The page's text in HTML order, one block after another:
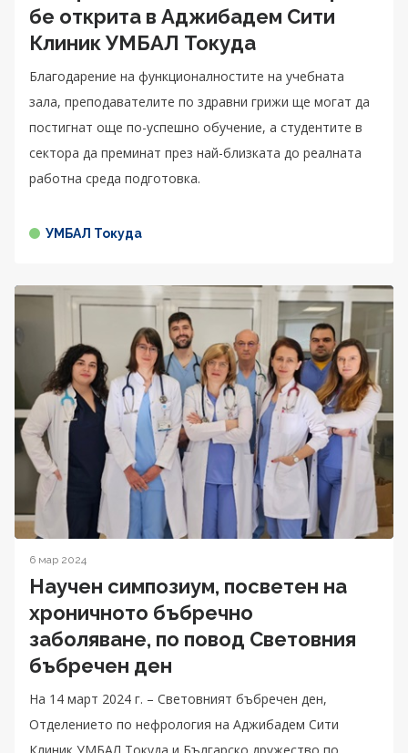
бе открита в Аджибадем Сити
Клиник УМБАЛ Токуда
Благодарение на функционалностите на учебната
зала, преподавателите по здравни грижи ще могат да
постигнат още по-успешно обучение, а студентите в
секторa да преминат през най-близката до реалната
работна среда подготовка.
УМБАЛ Токуда
6 мар 2024
Научен симпозиум, посветен на
хроничното бъбречно
заболяване, по повод Световния
бъбречен ден
На 14 март 2024 г. – Световният бъбречен ден,
Отделението по нефрология на Аджибадем Сити
Клиник УМБАЛ Токуда и Българско дружество по